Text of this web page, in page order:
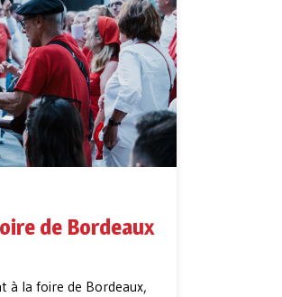
de Bordeaux
à la foire de Bordeaux,